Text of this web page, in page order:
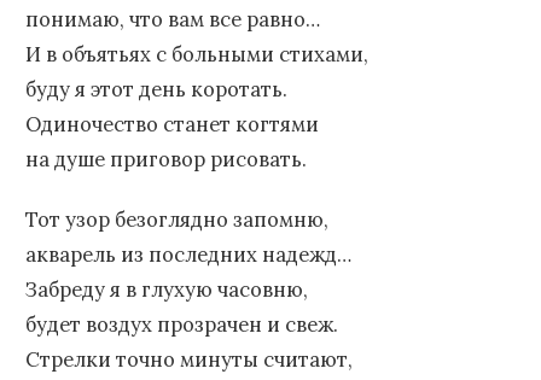
понимаю, что вам все равно…
И в объятьях с больными стихами,
буду я этот день коротать.
Одиночество станет когтями
на душе приговор рисовать.
Тот узор безоглядно запомню,
акварель из последних надежд…
Забреду я в глухую часовню,
будет воздух прозрачен и свеж.
Стрелки точно минуты считают,